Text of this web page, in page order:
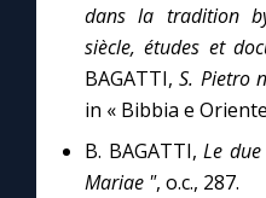
dans la tradition
siècle, études et
BAGATTI,S. Pietro
in « Bibbia e
B. BAGATTI,Le
Mariae ", o.c., 287.